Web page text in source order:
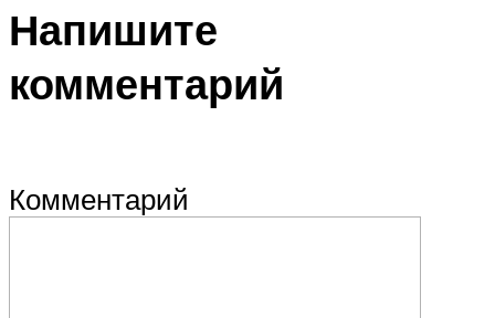
Напишите
комментарий
Комментарий